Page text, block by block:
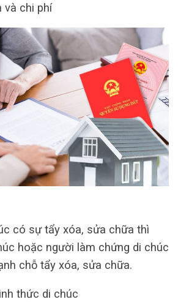
và chi phí
có sự tẩy xóa, sửa chữa thì
hoặc người làm chứng di chúc
chỗ tẩy xóa, sửa chữa.
thức di chúc